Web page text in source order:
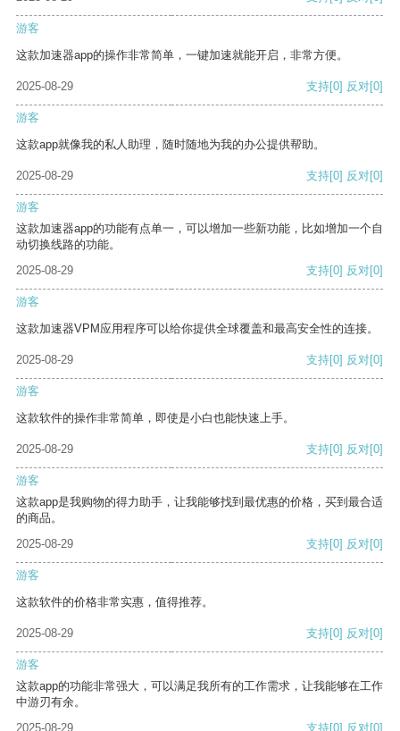
游客
这款加速器app的操作非常简单，一键加速就能开启，非常方便。
2025-08-29 支持[0] 反对[0]
游客
这款app就像我的私人助理，随时随地为我的办公提供帮助。
2025-08-29 支持[0] 反对[0]
游客
这款加速器app的功能有点单一，可以增加一些新功能，比如增加一个自
动切换线路的功能。
2025-08-29
支持[0] 反对[0]
游客
这款加速器VPM应用程序可以给你提供全球覆盖和最高安全性的连接。
2025-08-29 支持[0] 反对[0]
游客
这款软件的操作非常简单，即使是小白也能快速上手。
2025-08-29 支持[0] 反对[0]
游客
这款app是我购物的得力助手，让我能够找到最优惠的价格，买到最合适
的商品。
2025-08-29
支持[0] 反对[0]
游客
这款软件的价格非常实惠，值得推荐。
2025-08-29 支持[0] 反对[0]
游客
这款app的功能非常强大，可以满足我所有的工作需求，让我能够在工作
中游刃有余。
2025-08-29
支持[0] 反对[0]